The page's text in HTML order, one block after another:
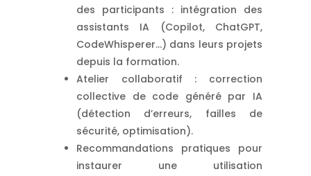
des participants : intégration des
assistants IA (Copilot, ChatGPT,
CodeWhisperer…) dans leurs projets
depuis la formation.
Atelier collaboratif : correction
collective de code généré par IA
(détection d’erreurs, failles de
sécurité, optimisation).
Recommandations pratiques pour
instaurer une utilisation